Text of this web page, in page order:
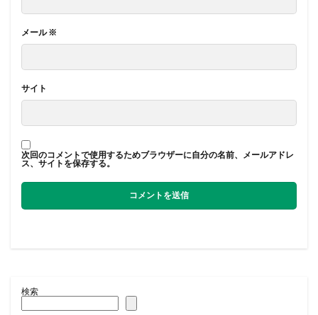
メール※
サイト
次回のコメントで使用するためブラウザーに自分の名前、メールアドレ
ス、サイトを保存する。
検索